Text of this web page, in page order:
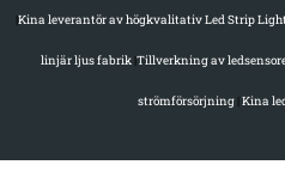
Kina leverantör av högkvalitativ Led Strip
linjär ljus fabrik Tillverkning av
strömförsörjning Kina